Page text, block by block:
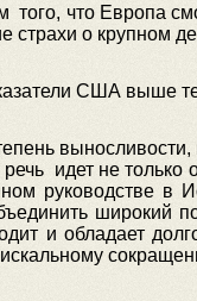
того, что Европа
страхи о крупном
США выше
идет не
руководстве
широкий
и обладает